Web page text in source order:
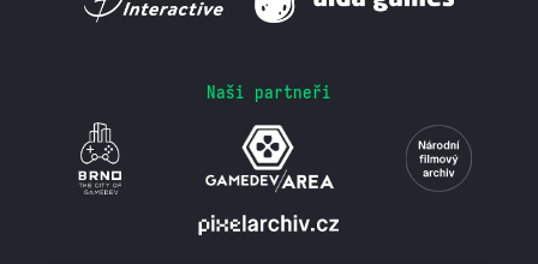
Naši partneři